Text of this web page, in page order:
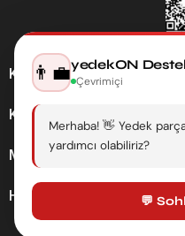
Kategoriler
Kurumsal
Müşteri Hizmetleri
Hesabım
👨‍💼yedekON
Çevrimiçi
Merhaba! 👋 Yedek
yardımcı olabiliriz?
💬